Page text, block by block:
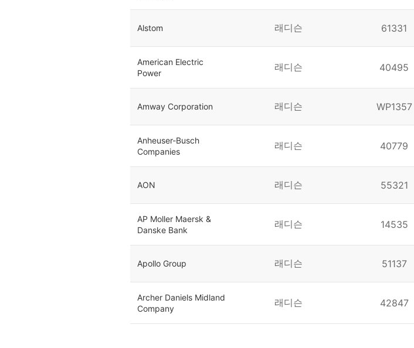
Alstom 래디슨 61331
American Electric
Power
래디슨 40495
Amway Corporation 래디슨 WP1357
Anheuser-Busch
Companies
래디슨 40779
AON 래디슨 55321
AP Moller Maersk &
Danske Bank
래디슨 14535
Apollo Group 래디슨 51137
Archer Daniels Midland
Company
래디슨 42847